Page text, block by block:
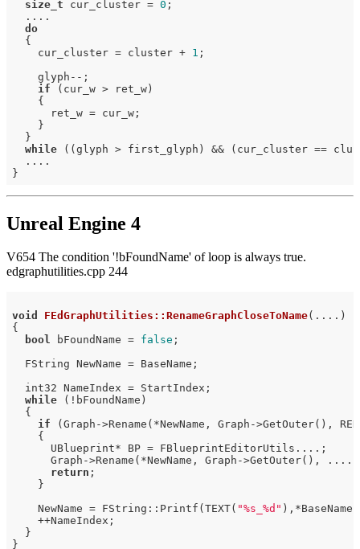
size_t cur_cluster = 0 ;
  ....
do
  {
    cur_cluster = cluster +
1 ;
    glyph--;
if (cur_w > ret_w)
    {
      ret_w = cur_w;
    }
  }
while ((glyph > first_glyph) && (cur_cluster ==
  ....
Unreal Engine 4
V654 The condition '!bFoundName' of loop is always true.
edgraphutilities.cpp 244
void FEdGraphUtilities::RenameGraphCloseToName(....)
{
bool
bFoundName = false ;
  FString NewName = BaseName;
  int32 NameIndex = StartIndex;
while (!bFoundName)
  {
if (Graph->Rename(*NewName, Graph->GetOuter(),
    {
      UBlueprint* BP = FBlueprintEditorUtils....;
Graph->Rename(*NewName, Graph->GetOuter(),
return ;
    }
    NewName = FString::Printf(TEXT(
"%s_%d"
    ++NameIndex;
  }